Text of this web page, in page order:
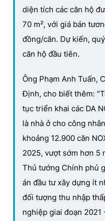
diện tích các căn hộ
70 m², với giá bán
đồng/căn. Dự kiến,
căn hộ đầu tiên.
Ông Phạm Anh Tuấn,
Định, cho biết thêm:
tục triển khai các DA
là nhà ở cho công
khoảng 12.900 căn
2025, vượt sớm hơn 5
Thủ tướng Chính phủ
án đầu tư xây dựng ít
đối tượng thu nhập
nghiệp giai đoạn